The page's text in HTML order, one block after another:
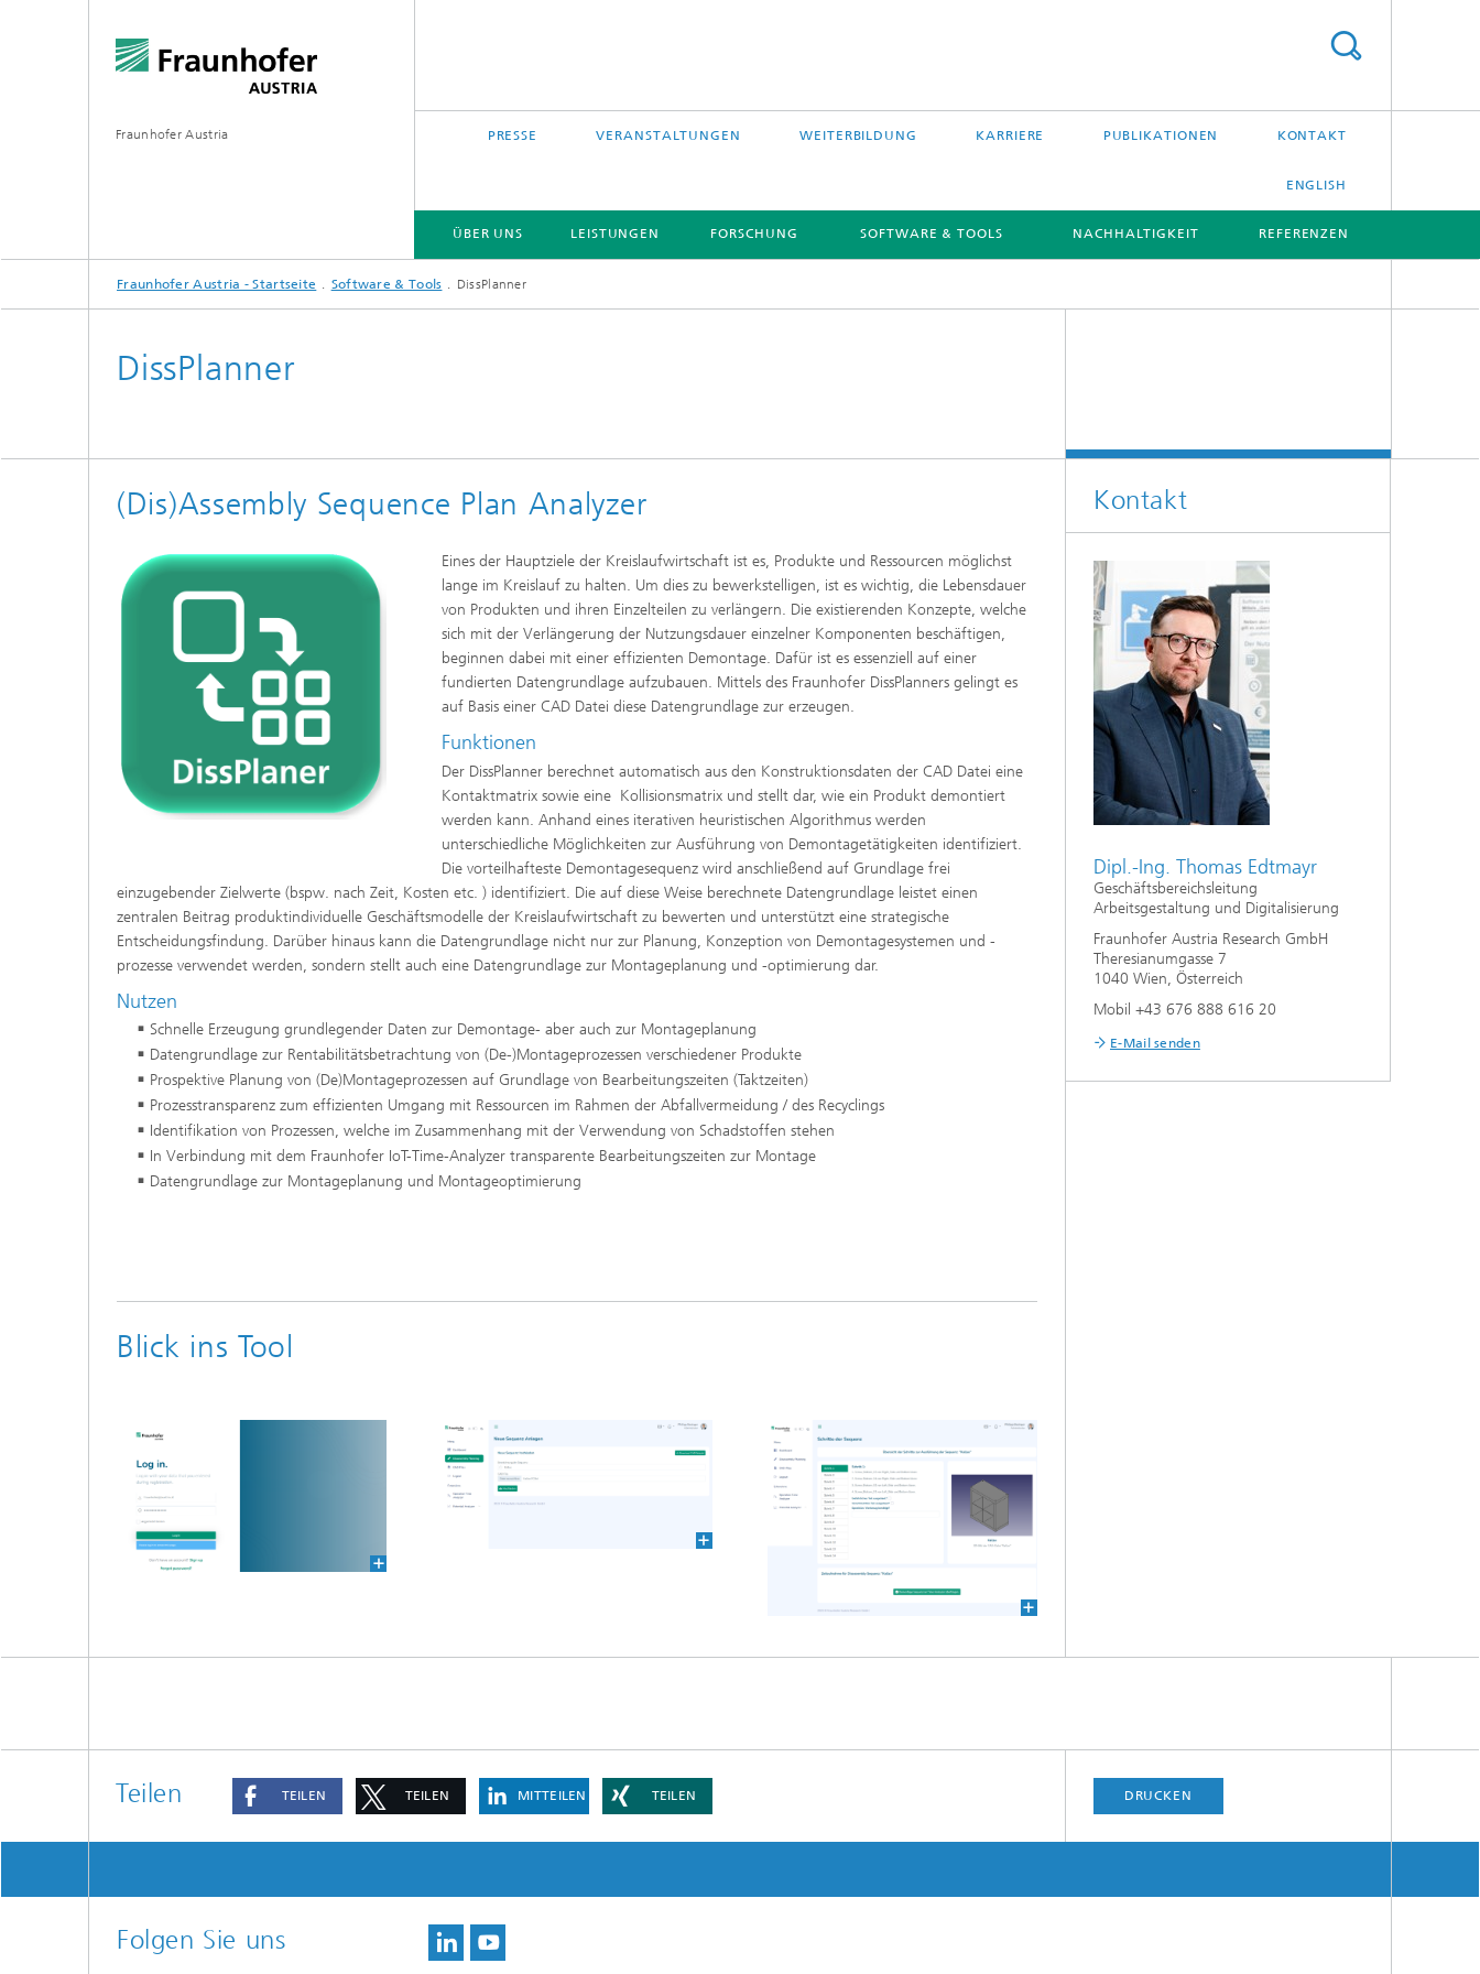
Fraunhofer Austria PRESSE VERANSTALTUNGEN WEITERBILDUNG KARRIERE PUBLIKATIONEN KONTAKT
ENGLISH
ÜBER UNS LEISTUNGEN FORSCHUNG SOFTWARE & TOOLS NACHHALTIGKEIT REFERENZEN
Fraunhofer Austria - Startseite Software & Tools DissPlanner
DissPlanner
(Dis)Assembly Sequence Plan Analyzer
Eines der Hauptziele der Kreislaufwirtschaft ist es, Produkte und Ressourcen möglichst
lange im Kreislauf zu halten. Um dies zu bewerkstelligen, ist es wichtig, die Lebensdauer
von Produkten und ihren Einzelteilen zu verlängern. Die existierenden Konzepte, welche
sich mit der Verlängerung der Nutzungsdauer einzelner Komponenten beschäftigen,
beginnen dabei mit einer effizienten Demontage. Dafür ist es essenziell auf einer
fundierten Datengrundlage aufzubauen. Mittels des Fraunhofer DissPlanners gelingt es
auf Basis einer CAD Datei diese Datengrundlage zur erzeugen.
Funktionen
Der DissPlanner berechnet automatisch aus den Konstruktionsdaten der CAD Datei eine
Kontaktmatrix sowie eine Kollisionsmatrix und stellt dar, wie ein Produkt demontiert
werden kann. Anhand eines iterativen heuristischen Algorithmus werden
unterschiedliche Möglichkeiten zur Ausführung von Demontagetätigkeiten identifiziert.
Die vorteilhafteste Demontagesequenz wird anschließend auf Grundlage frei
einzugebender Zielwerte (bspw. nach Zeit, Kosten etc. ) identifiziert. Die auf diese Weise berechnete Datengrundlage leistet einen
zentralen Beitrag produktindividuelle Geschäftsmodelle der Kreislaufwirtschaft zu bewerten und unterstützt eine strategische
Entscheidungsfindung. Darüber hinaus kann die Datengrundlage nicht nur zur Planung, Konzeption von Demontagesystemen und -
prozesse verwendet werden, sondern stellt auch eine Datengrundlage zur Montageplanung und -optimierung dar.
Nutzen
Schnelle Erzeugung grundlegender Daten zur Demontage- aber auch zur Montageplanung
Datengrundlage zur Rentabilitätsbetrachtung von (De-)Montageprozessen verschiedener Produkte
Prospektive Planung von (De)Montageprozessen auf Grundlage von Bearbeitungszeiten (Taktzeiten)
Prozesstransparenz zum effizienten Umgang mit Ressourcen im Rahmen der Abfallvermeidung / des Recyclings
Identifikation von Prozessen, welche im Zusammenhang mit der Verwendung von Schadstoffen stehen
In Verbindung mit dem Fraunhofer IoT-Time-Analyzer transparente Bearbeitungszeiten zur Montage
Datengrundlage zur Montageplanung und Montageoptimierung
Blick ins Tool
Kontakt
Dipl.-Ing. Thomas Edtmayr
Geschäftsbereichsleitung
Arbeitsgestaltung und Digitalisierung
Fraunhofer Austria Research GmbH
Theresianumgasse 7
1040 Wien, Österreich
Mobil +43 676 888 616 20
E-Mail senden
Teilen TEILEN TEILEN MITTEILEN TEILEN DRUCKEN
Folgen Sie uns